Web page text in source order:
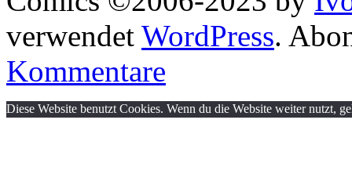
verwendet WordPress.
Kommentare
Diese Website benutzt Cookies. Wenn du die Website weiter nutzt,